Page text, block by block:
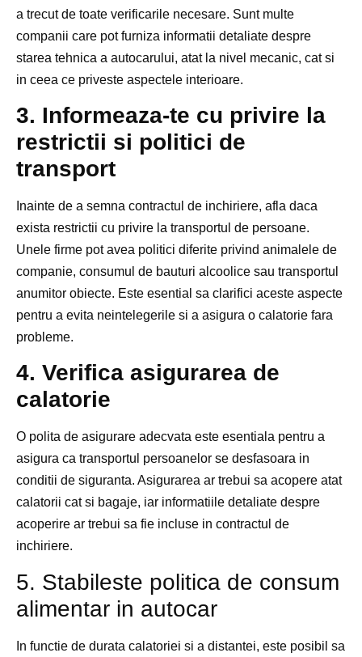
a trecut de toate verificarile necesare. Sunt multe
companii care pot furniza informatii detaliate despre
starea tehnica a autocarului, atat la nivel mecanic, cat si
in ceea ce priveste aspectele interioare.
3. Informeaza-te cu privire la
restrictii si politici de
transport
Inainte de a semna contractul de inchiriere, afla daca
exista restrictii cu privire la transportul de persoane.
Unele firme pot avea politici diferite privind animalele de
companie, consumul de bauturi alcoolice sau transportul
anumitor obiecte. Este esential sa clarifici aceste aspecte
pentru a evita neintelegerile si a asigura o calatorie fara
probleme.
4. Verifica asigurarea de
calatorie
O polita de asigurare adecvata este esentiala pentru a
asigura ca transportul persoanelor se desfasoara in
conditii de siguranta. Asigurarea ar trebui sa acopere atat
calatorii cat si bagaje, iar informatiile detaliate despre
acoperire ar trebui sa fie incluse in contractul de
inchiriere.
5. Stabileste politica de consum
alimentar in autocar
In functie de durata calatoriei si a distantei, este posibil sa